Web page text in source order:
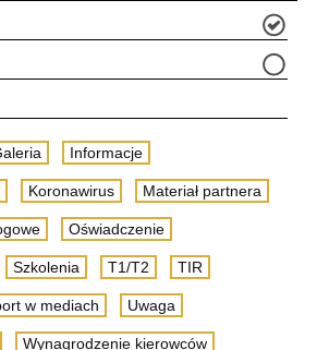
Informacje
Koronawirus Materiał partnera
Oświadczenie
Szkolenia T1/T2 TIR
w mediach Uwaga
Wynagrodzenie kierowców